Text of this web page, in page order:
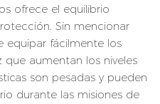
ofrece el equilibrio
Sin mencionar
equipar fácilmente los
que aumentan los niveles
son pesadas y pueden
durante las misiones de